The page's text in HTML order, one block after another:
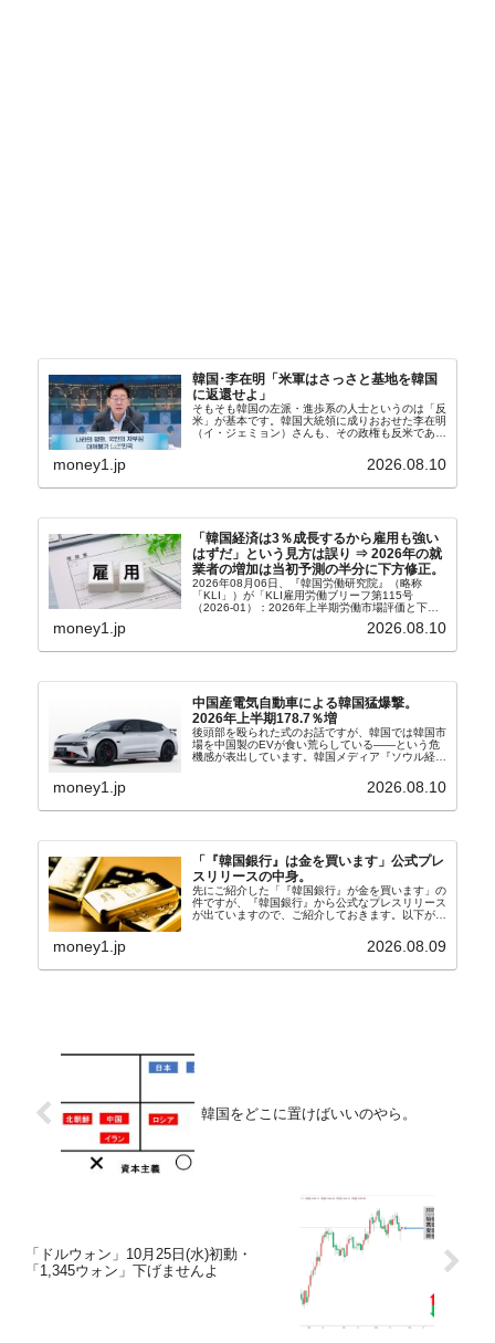
韓国･李在明「米軍はさっさと基地を韓国
に返還せよ」
そもそも韓国の左派・進歩系の人士というのは「反
米」が基本です。韓国大統領に成りおおせた李在明
（イ・ジェミョン）さんも、その政権も反米であ
（アン・ギュベク）さんが国防部長（長官）を努め
money1.jp 2026.08.10
「韓国経済は3％成長するから雇用も強い
はずだ」という見方は誤り ⇒ 2026年の就
業者の増加は当初予測の半分に下方修正。
2026年08月06日、『韓国労働研究院』（略称
「KLI」）が「KLI雇用労働ブリーフ第115号
（2026-01）：2026年上半期労働市場評価と下半
期労働市場展望」を公表しました。Money1でも何
度もご紹介していますが、政府が何よりも大...
money1.jp 2026.08.10
中国産電気自動車による韓国猛爆撃。
2026年上半期178.7％増
後頭部を殴られた式のお話ですが、韓国では韓国市
場を中国製のEVが食い荒らしている――という危
機感が表出しています。韓国メディア『ソウル経
ルは「中国EVの大攻勢…東風もプジョーと手を組
money1.jp 2026.08.10
「『韓国銀行』は金を買います」公式プレ
スリリースの中身。
先にご紹介した「『韓国銀行』が金を買います」の
件ですが、『韓国銀行』から公式なプレスリリース
が出ていますので、ご紹介しておきます。以下が全
れ協力体制を構築□『韓国銀行』は、国内生産金の
money1.jp 2026.08.09
韓国をどこに置けばいいのやら。
「ドルウォン」10月25日(水)初動・
「1,345ウォン」下げませんよ